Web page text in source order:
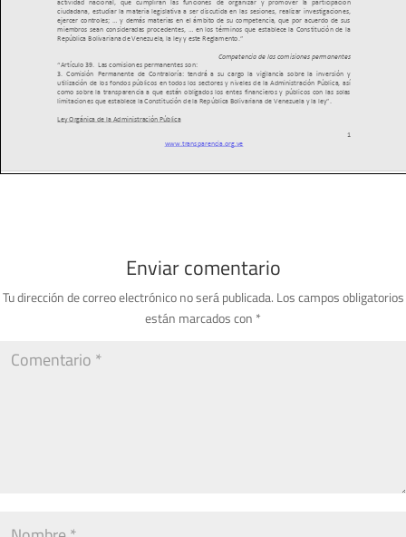
Enviar comentario
Tu dirección de correo electrónico no será publicada. Los campos obligatorios
están marcados con *